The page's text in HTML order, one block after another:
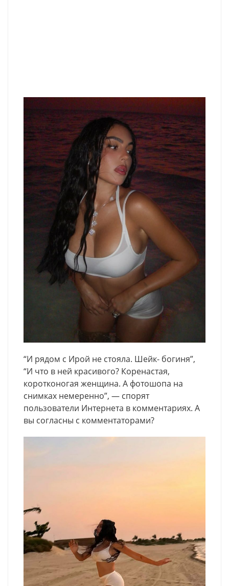
“И рядом с Ирой не стояла. Шейк- богиня”,
“И что в ней красивого? Коренастая,
коротконогая женщина. А фотошопа на
снимках немеренно”, — спорят
пользователи Интернета в комментариях. А
вы согласны с комментаторами?